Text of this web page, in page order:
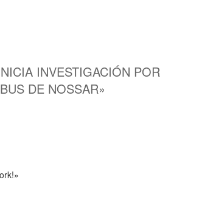
INVESTIGACIÓN POR
DE NOSSAR»